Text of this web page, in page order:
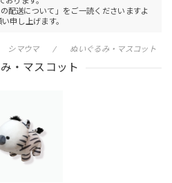
配送について」をご一読くださいますよ
申し上げます。
シマウマ ぬいぐるみ・マスコット
・マスコット